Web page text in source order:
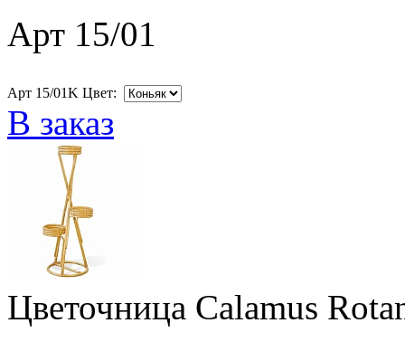
Арт 15/01
Арт 15/01K Цвет:
В заказ
Цветочница Calamus